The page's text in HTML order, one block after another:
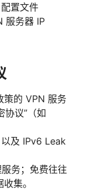
置文件
服务器 IP
策的 VPN 服务
协议”（如
及 IPv6 Leak
务；免费往往
集。